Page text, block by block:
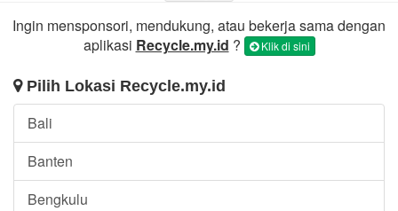
Ingin mensponsori, mendukung, atau bekerja sama dengan
aplikasi Recycle.my.id ? Klik di sini
Pilih Lokasi Recycle.my.id
Bali
Banten
Bengkulu